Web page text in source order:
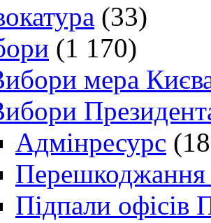
(33)
(1 170)
мера
Адмінресурс
Перешкоджання
Підпали офісів